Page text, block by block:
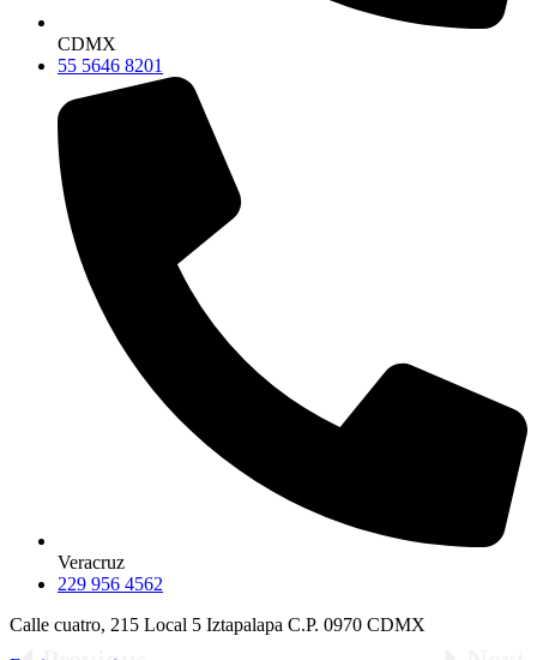
CDMX
55 5646 8201
Veracruz
229 956 4562
Calle cuatro, 215 Local 5 Iztapalapa C.P. 0970 CDMX